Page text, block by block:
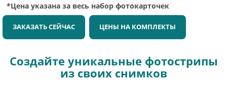
*Цена указана за весь набор фотокарточек
ЗАКАЗАТЬ СЕЙЧАС ЦЕНЫ НА КОМПЛЕКТЫ
Создайте уникальные фотострипы
из своих снимков